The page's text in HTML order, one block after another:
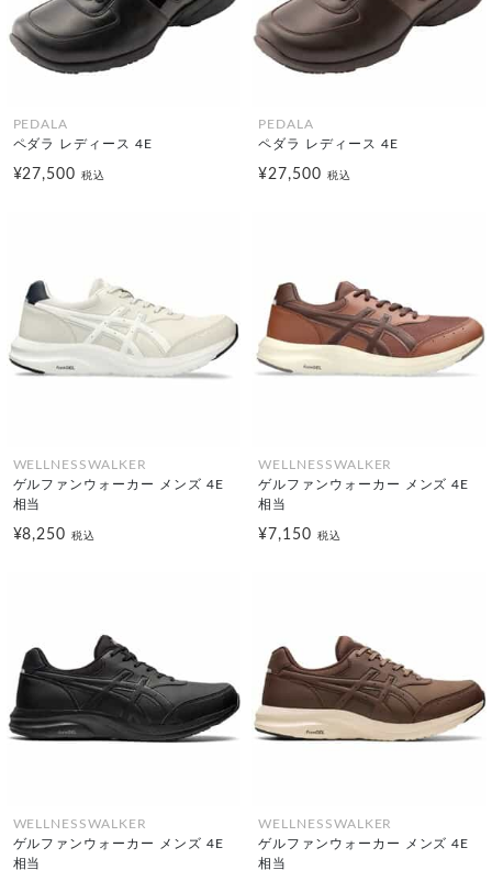
PEDALA
ペダラ レディース 4E
¥27,500税込
PEDALA
ペダラ レディース 4E
¥27,500 税込
WELLNESSWALKER
ゲルファンウォーカー メンズ 4E
相当
¥8,250税込
WELLNESSWALKER
ゲルファンウォーカー メンズ 4E
相当
¥7,150 税込
WELLNESSWALKER
ゲルファンウォーカー メンズ 4E
相当
WELLNESSWALKER
ゲルファンウォーカー メンズ 4E
相当